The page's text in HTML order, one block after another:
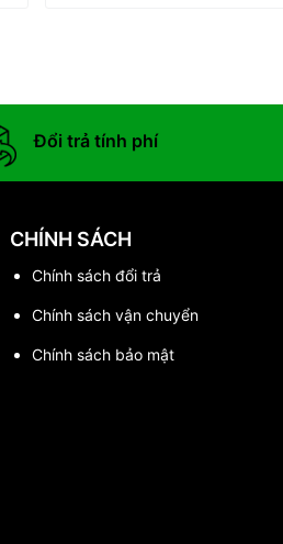
Đổi trả tính phí
CHÍNH SÁCH
Chính sách đổi trả
Chính sách vận chuyển
Chính sách bảo mật